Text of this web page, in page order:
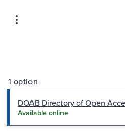
1 option
DOAB Directory of Open
Available online